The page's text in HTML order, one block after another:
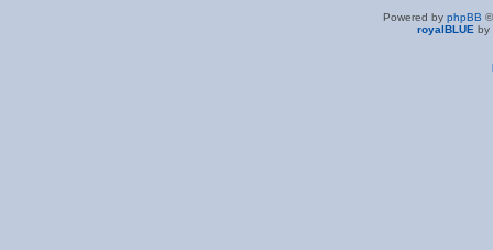
Powered by phpBB
royalBLUE by